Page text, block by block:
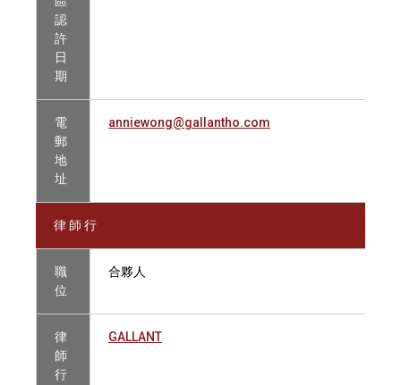
認
許
日
期
電
郵
地
址
anniewong@gallantho.com
律 師 行
職
位
合夥人
律
師
行
GALLANT